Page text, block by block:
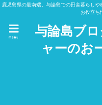
鹿児島県の最南端、与論島での田舎暮らし
お役立ち
与論島ブ
ャーのお
menu